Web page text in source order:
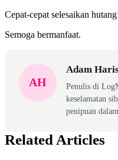
Cepat-cepat selesaikan
Semoga bermanfaat.
AH
Adam
Penulis di
keselamatan
penipuan
Related Articles